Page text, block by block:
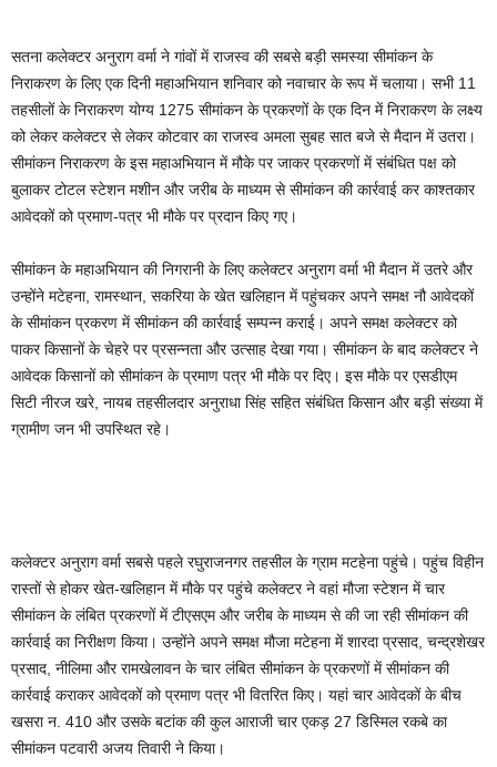
सतना कलेक्टर अनुराग वर्मा ने गांवों में राजस्व की सबसे बड़ी समस्या सीमांकन के
निराकरण के लिए एक दिनी महाअभियान शनिवार को नवाचार के रूप में चलाया। सभी 11
तहसीलों के निराकरण योग्य 1275 सीमांकन के प्रकरणों के एक दिन में निराकरण के लक्ष्य
को लेकर कलेक्टर से लेकर कोटवार का राजस्व अमला सुबह सात बजे से मैदान में उतरा।
सीमांकन निराकरण के इस महाअभियान में मौके पर जाकर प्रकरणों में संबंधित पक्ष को
बुलाकर टोटल स्टेशन मशीन और जरीब के माध्यम से सीमांकन की कार्रवाई कर काश्तकार
आवेदकों को प्रमाण-पत्र भी मौके पर प्रदान किए गए।
सीमांकन के महाअभियान की निगरानी के लिए कलेक्टर अनुराग वर्मा भी मैदान में उतरे और
उन्होंने मटेहना, रामस्थान, सकरिया के खेत खलिहान में पहुंचकर अपने समक्ष नौ आवेदकों
के सीमांकन प्रकरण में सीमांकन की कार्रवाई सम्पन्न कराई। अपने समक्ष कलेक्टर को
पाकर किसानों के चेहरे पर प्रसन्नता और उत्साह देखा गया। सीमांकन के बाद कलेक्टर ने
आवेदक किसानों को सीमांकन के प्रमाण पत्र भी मौके पर दिए। इस मौके पर एसडीएम
सिटी नीरज खरे, नायब तहसीलदार अनुराधा सिंह सहित संबंधित किसान और बड़ी संख्या में
ग्रामीण जन भी उपस्थित रहे।
कलेक्टर अनुराग वर्मा सबसे पहले रघुराजनगर तहसील के ग्राम मटहेना पहुंचे। पहुंच विहीन
रास्तों से होकर खेत-खलिहान में मौके पर पहुंचे कलेक्टर ने वहां मौजा स्टेशन में चार
सीमांकन के लंबित प्रकरणों में टीएसएम और जरीब के माध्यम से की जा रही सीमांकन की
कार्रवाई का निरीक्षण किया। उन्होंने अपने समक्ष मौजा मटेहना में शारदा प्रसाद, चन्द्रशेखर
प्रसाद, नीलिमा और रामखेलावन के चार लंबित सीमांकन के प्रकरणों में सीमांकन की
कार्रवाई कराकर आवेदकों को प्रमाण पत्र भी वितरित किए। यहां चार आवेदकों के बीच
खसरा न. 410 और उसके बटांक की कुल आराजी चार एकड़ 27 डिस्मिल रकबे का
सीमांकन पटवारी अजय तिवारी ने किया।